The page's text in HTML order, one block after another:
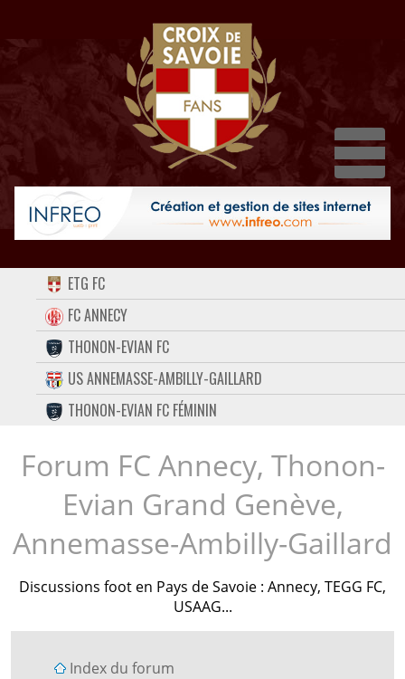
ACCUEIL
FORUM
CONTACT
FACEBOOK
TWITTER
INSTAGRAM
ETG FC
FC ANNECY
THONON-EVIAN FC
US ANNEMASSE-AMBILLY-GAILLARD
THONON-EVIAN FC FÉMININ
Forum FC Annecy, Thonon-
Evian Grand Genève,
Annemasse-Ambilly-Gaillard
Discussions foot en Pays de Savoie : Annecy, TEGG FC,
USAAG...
Index du forum